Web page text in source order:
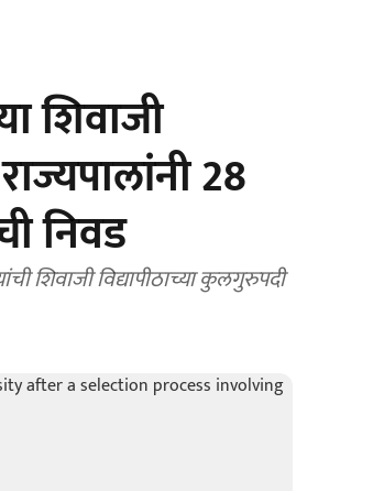
शिवाजी
28
निवड
शिवाजी विद्यापीठाच्या कुलगुरुपदी